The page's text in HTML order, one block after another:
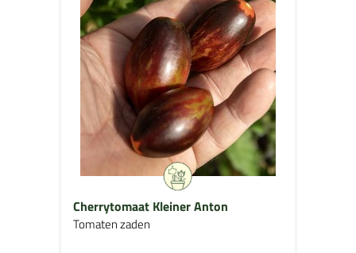
Cherrytomaat Kleiner Anton
Tomaten zaden